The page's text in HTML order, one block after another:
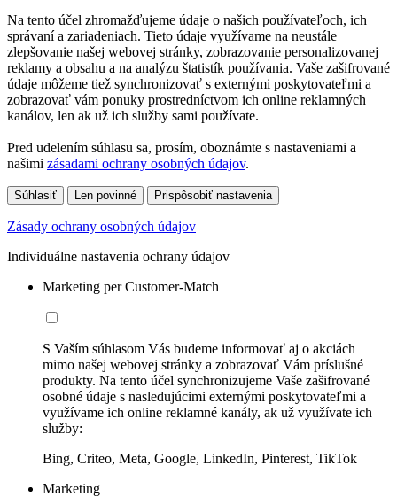
Na tento účel zhromažďujeme údaje o našich používateľoch, ich
správaní a zariadeniach. Tieto údaje využívame na neustále
zlepšovanie našej webovej stránky, zobrazovanie personalizovanej
reklamy a obsahu a na analýzu štatistík používania. Vaše zašifrované
údaje môžeme tiež synchronizovať s externými poskytovateľmi a
zobrazovať vám ponuky prostredníctvom ich online reklamných
kanálov, len ak už ich služby sami používate.
Pred udelením súhlasu sa, prosím, oboznámte s nastaveniami a
našimi zásadami ochrany osobných údajov.
Súhlasiť Len povinné Prispôsobiť nastavenia
Zásady ochrany osobných údajov
Individuálne nastavenia ochrany údajov
Marketing per Customer-Match
S Vaším súhlasom Vás budeme informovať aj o akciách
mimo našej webovej stránky a zobrazovať Vám príslušné
produkty. Na tento účel synchronizujeme Vaše zašifrované
osobné údaje s nasledujúcimi externými poskytovateľmi a
využívame ich online reklamné kanály, ak už využívate ich
služby:
Bing, Criteo, Meta, Google, LinkedIn, Pinterest, TikTok
Marketing